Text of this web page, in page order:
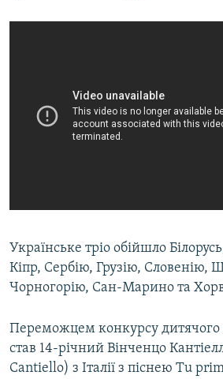
УКРАЇНСЬКА ПРОБЛЕМА КРИМУ
Усі сайти RFE/RL
Українське тріо обійшло
Кіпр, Сербію, Грузію, Словенію,
Чорногорію, Сан-Марино та
Переможцем конкурсу дитячого
став 14-річний Вінченцо
Cantiello) з Італії з піснею Tu